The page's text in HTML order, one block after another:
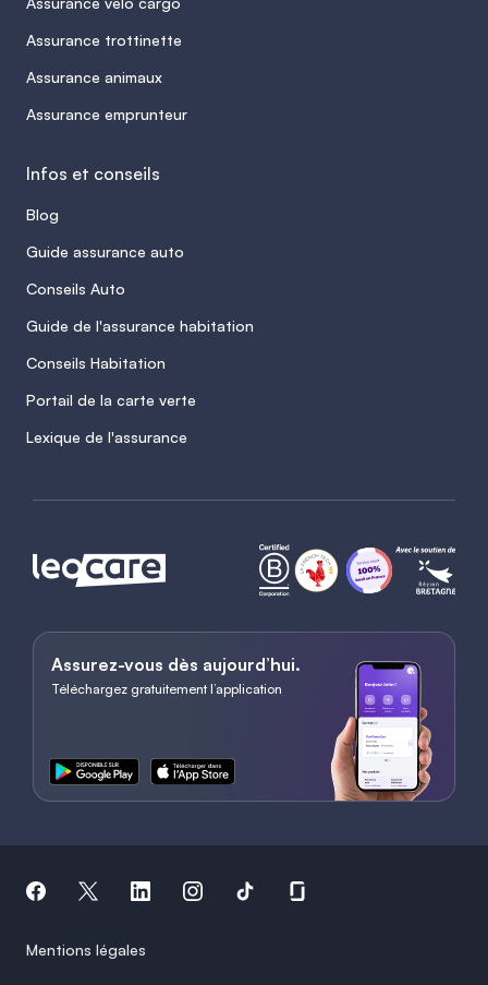
Assurance trottinette
Assurance animaux
Assurance emprunteur
Infos et conseils
Blog
Guide assurance auto
Conseils Auto
Guide de l'assurance habitation
Conseils Habitation
Portail de la carte verte
Lexique de l'assurance
Assurez-vous dès aujourd’hui.
Téléchargez gratuitement l’application
Mentions légales